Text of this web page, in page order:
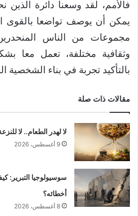
فالأمم، لقد وسعنا دائرة الذين
يمكن أن يوصف تواضعا بالقوى
مجموعات من الناس
وثقافية مختلفة، تعمل معا
بالتأكيد تجربة في بناء الشخصية
مقالات ذات صلة
لا لهدر الطعام.. لا
9 أغسطس، 2026
سوسيولوجيا التبرير:
أخطائه؟
8 أغسطس، 2026